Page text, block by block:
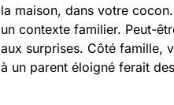
la maison, dans votre
un contexte familier. Peut-
aux surprises. Côté famille,
à un parent éloigné ferait